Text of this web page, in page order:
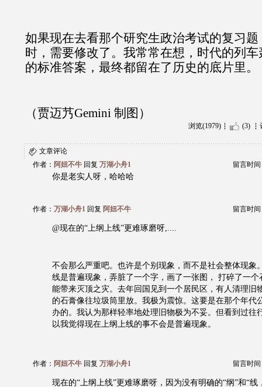
如果现在去看那个研究生政治考试的复习
时，需要修改了。我常常在想，时代的列
的标准答案，最终都留在了历史的底片里。
（贾迈艿Gemini 制图）
浏览(1979) (3)
文章评论
作者： 阿妞不牛 回复 万湖小舟1 留言时间
你是老实人呀，哈哈哈
作者： 万湖小舟1 回复 阿妞不牛 留言时间
@现在的“上纲上线”更难琢磨呀,....
不会那么严重吧。也许是个别现象，而不是社会整体现象
线是普遍现象，弄脏了一个字，画了一张图， 打碎了一个
能带来灭顶之灾。去年回国见到一个居民区，有人清理旧
的石膏像往垃圾筒里放。我极为震惊。这要是在那个年代
办的。我认为那样轻率地处理旧物极为不妥。但看到过往
以我觉得现在上纲上线的事不会是普遍现象。
作者： 阿妞不牛 回复 万湖小舟1 留言时间
现在的“上纲上线”更难琢磨呀，因为没有明确的“纲”和“